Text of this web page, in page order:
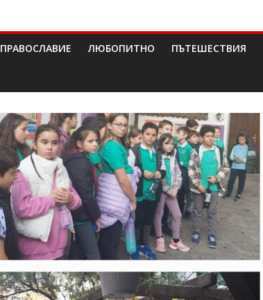
ПРАВОСЛАВИЕ ЛЮБОПИТНО ПЪТЕШЕСТВИЯ